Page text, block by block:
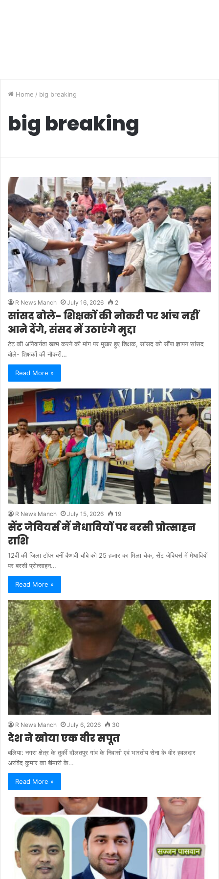
Home / big breaking
big breaking
R News Manch July 16, 2026 2
सांसद बोले- शिक्षकों की नौकरी पर आंच नहीं
आने देंगे, संसद में उठाएंगे मुद्दा
टेट की अनिवार्यता खत्म करने की मांग पर मुखर हुए शिक्षक, सांसद को सौंपा ज्ञापन सांसद
बोले- शिक्षकों की नौकरी…
Read More »
R News Manch July 15, 2026 19
सेंट जेवियर्स में मेधावियों पर बरसी प्रोत्साहन
राशि
12वीं की जिला टॉपर बनीं वैष्णवी चौबे को 25 हजार का मिला चेक, सेंट जेवियर्स में मेधावियों
पर बरसी प्रोत्साहन…
Read More »
R News Manch July 6, 2026 30
देश ने खोया एक वीर सपूत
बलिया: नगरा क्षेत्र के तुर्की दौलतपुर गांव के निवासी एवं भारतीय सेना के वीर हवलदार
अरविंद कुमार का बीमारी के…
Read More »